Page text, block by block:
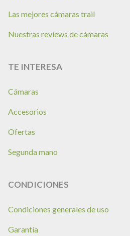
Las mejores cámaras trail
Nuestras reviews de cámaras
TE INTERESA
Cámaras
Accesorios
Ofertas
Segunda mano
CONDICIONES
Condiciones generales de uso
Garantía